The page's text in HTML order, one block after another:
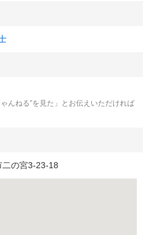
んねる”を見た」とお伝えいただければ
の宮3-23-18